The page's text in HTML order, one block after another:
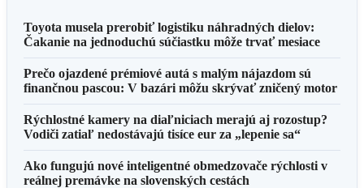
Toyota musela prerobiť logistiku náhradných dielov:
Čakanie na jednoduchú súčiastku môže trvať mesiace
Prečo ojazdené prémiové autá s malým nájazdom sú
finančnou pascou: V bazári môžu skrývať zničený motor
Rýchlostné kamery na diaľniciach merajú aj rozostup?
Vodiči zatiaľ nedostávajú tisíce eur za „lepenie sa“
Ako fungujú nové inteligentné obmedzovače rýchlosti v
reálnej premávke na slovenských cestách